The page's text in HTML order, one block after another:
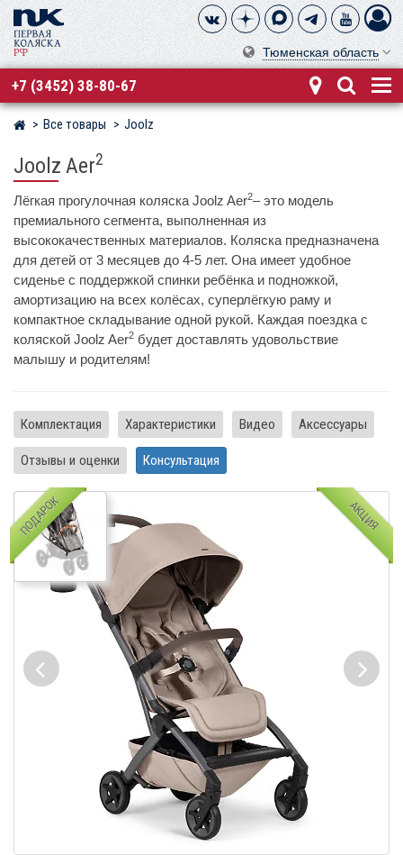
Тюменская область
+7 (3452) 38-80-67
Магазин детских колясок
Все товары Joolz
Joolz Aer2
Лёгкая прогулочная коляска Joolz Aer2– это модель
премиального сегмента, выполненная из
высококачественных материалов. Коляска предназначена
для детей от 3 месяцев до 4-5 лет. Она имеет удобное
сиденье с поддержкой спинки ребёнка и подножкой,
амортизацию на всех колёсах, суперлёгкую раму и
компактное складывание одной рукой. Каждая поездка с
коляской Joolz Aer2 будет доставлять удовольствие
малышу и родителям!
Комплектация Характеристики Видео Аксессуары
Отзывы и оценки Консультация
АКЦИЯ
ПОДАРОК